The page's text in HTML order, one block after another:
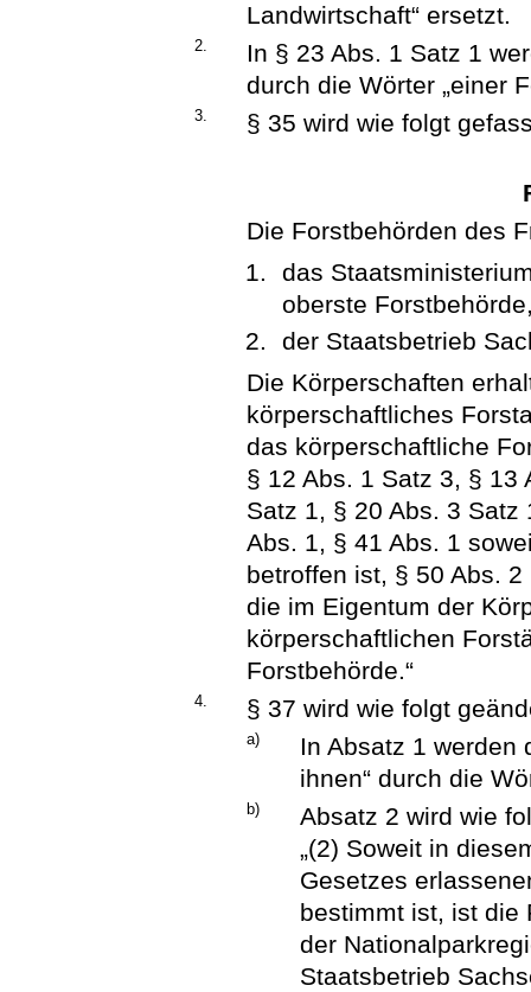
Landwirtschaft“ ersetzt.
2.
In § 23 Abs. 1 Satz 1
durch die Wörter „einer
3. § 35 wird wie folgt
Die Forstbehörden des
das
oberste
der Staatsbetrieb
Die Körperschaften
körperschaftliches
das körperschaftliche
§ 12 Abs. 1 Satz 3, § 13
Satz 1, § 20 Abs. 3
Abs. 1, § 41 Abs. 1
betroffen ist, § 50 Abs.
die im Eigentum der
körperschaftlichen
Forstbehörde.“
4. § 37 wird wie folgt
a)
In Absatz 1 werden
ihnen“ durch die
b)
Absatz 2 wird wie
„(2) Soweit in
Gesetzes
bestimmt ist, ist die
der
Staatsbetrieb